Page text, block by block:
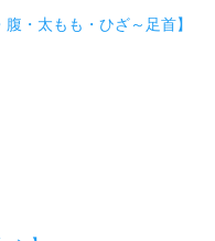
・太もも・ひざ～足首】